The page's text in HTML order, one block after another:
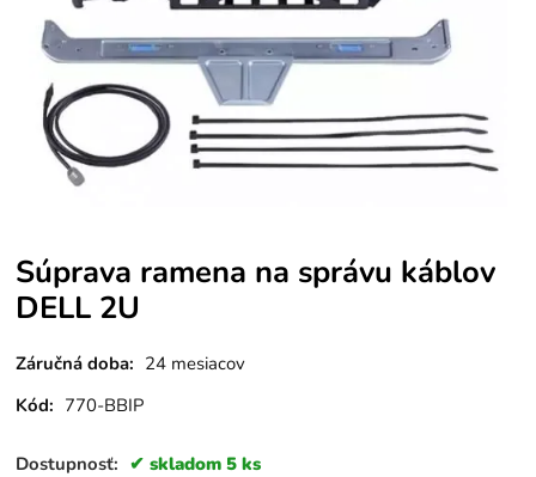
Súprava ramena na správu káblov
DELL 2U
Záručná doba: 24 mesiacov
Kód: 770-BBIP
Dostupnosť: skladom 5 ks